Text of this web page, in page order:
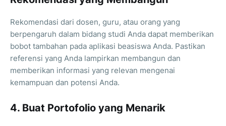
Rekomendasi dari dosen, guru, atau orang yang
berpengaruh dalam bidang studi Anda dapat memberikan
bobot tambahan pada aplikasi beasiswa Anda. Pastikan
referensi yang Anda lampirkan membangun dan
memberikan informasi yang relevan mengenai
kemampuan dan potensi Anda.
4. Buat Portofolio yang Menarik